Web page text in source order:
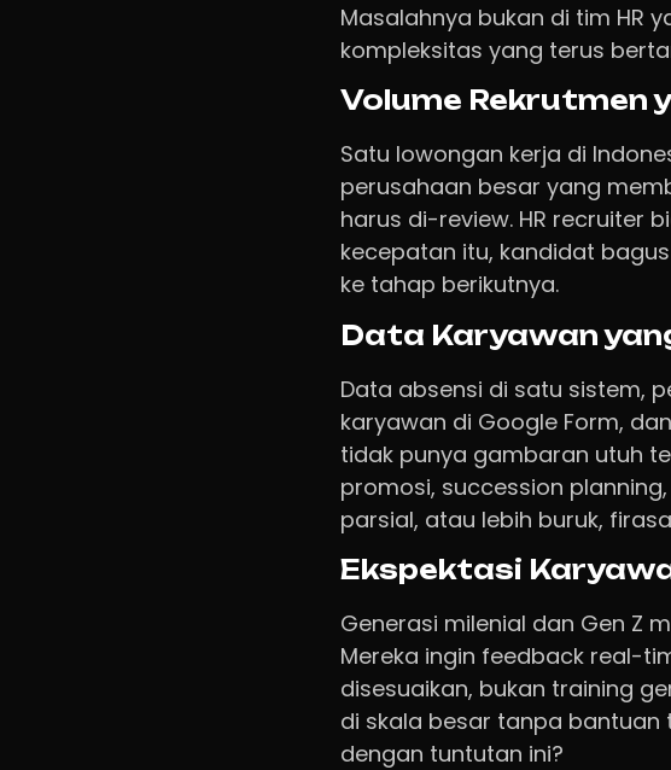
Masalahnya bukan di tim HR
kompleksitas yang terus
Volume Rekrutmen
Satu lowongan kerja di
perusahaan besar yang
harus di-review. HR recruiter
kecepatan itu, kandidat
ke tahap berikutnya.
Data Karyawan
Data absensi di satu sistem,
karyawan di Google Form,
tidak punya gambaran utuh
promosi, succession
parsial, atau lebih buruk,
Ekspektasi
Generasi milenial dan Gen Z
Mereka ingin feedback real-
disesuaikan, bukan training
di skala besar tanpa bantuan
dengan tuntutan ini?